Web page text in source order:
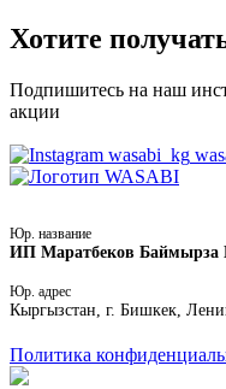
Хотите
Подпишитесь на наш
акции
Юр. название
ИП Маратбеков Баймырза
Юр. адрес
Кыргызстан, г. Бишкек,
Политика